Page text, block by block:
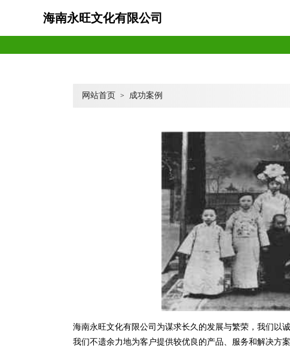
海南永旺文化有限公司
网站首页 > 成功案例
海南永旺文化有限公司为谋求长久的发展与繁荣，我们以
我们不遗余力地为客户提供较优良的产品、服务和解决方